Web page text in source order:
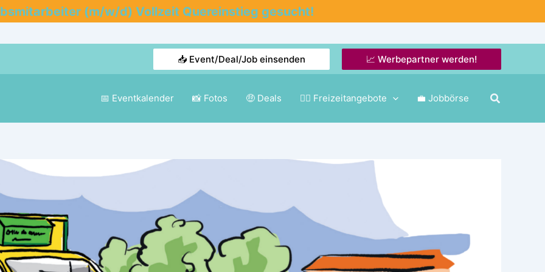
(m/w/d) Vollzeit Quereinstieg gesucht!
📥 Event/Deal/Job einsenden 📈 Werbepartner werden!
📅 Eventkalender 📸 Fotos 🤑 Deals 🤸‍♂️ Freizeitangebote 💼 Jobbörse